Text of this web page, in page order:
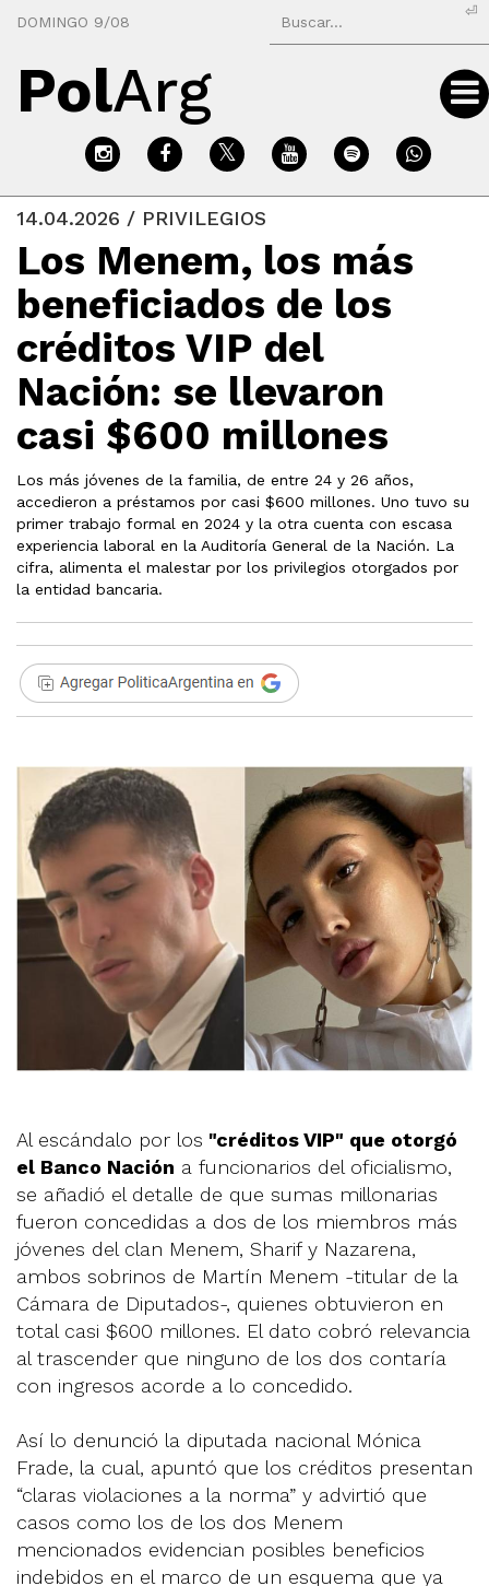
DOMINGO 9/08
⏎
PolArg
14.04.2026 / PRIVILEGIOS
Los Menem, los más
beneficiados de los
créditos VIP del
Nación: se llevaron
casi $600 millones
Los más jóvenes de la familia, de entre 24 y 26 años,
accedieron a préstamos por casi $600 millones. Uno tuvo su
primer trabajo formal en 2024 y la otra cuenta con escasa
experiencia laboral en la Auditoría General de la Nación. La
cifra, alimenta el malestar por los privilegios otorgados por
la entidad bancaria.
Al escándalo por los "créditos VIP" que otorgó
el Banco Nación a funcionarios del oficialismo,
se añadió el detalle de que sumas millonarias
fueron concedidas a dos de los miembros más
jóvenes del clan Menem, Sharif y Nazarena,
ambos sobrinos de Martín Menem -titular de la
Cámara de Diputados-, quienes obtuvieron en
total casi $600 millones. El dato cobró relevancia
al trascender que ninguno de los dos contaría
con ingresos acorde a lo concedido.
Así lo denunció la diputada nacional Mónica
Frade, la cual, apuntó que los créditos presentan
“claras violaciones a la norma” y advirtió que
casos como los de los dos Menem
mencionados evidencian posibles beneficios
indebidos en el marco de un esquema que ya